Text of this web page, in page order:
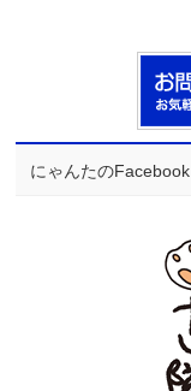
にゃんたのFacebook